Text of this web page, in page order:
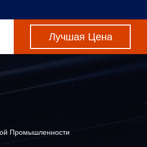
Лучшая Цена
Промышленности